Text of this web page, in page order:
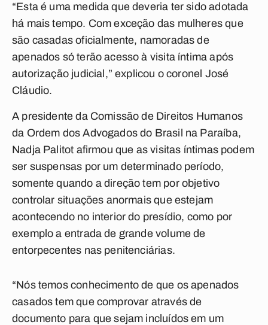
“Esta é uma medida que deveria ter sido adotada
há mais tempo. Com exceção das mulheres que
são casadas oficialmente, namoradas de
apenados só terão acesso à visita íntima após
autorização judicial,” explicou o coronel José
Cláudio.
A presidente da Comissão de Direitos Humanos
da Ordem dos Advogados do Brasil na Paraíba,
Nadja Palitot afirmou que as visitas íntimas podem
ser suspensas por um determinado período,
somente quando a direção tem por objetivo
controlar situações anormais que estejam
acontecendo no interior do presídio, como por
exemplo a entrada de grande volume de
entorpecentes nas penitenciárias.
“Nós temos conhecimento de que os apenados
casados tem que comprovar através de
documento para que sejam incluídos em um